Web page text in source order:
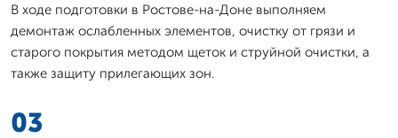
В ходе подготовки в Ростове-на-Доне выполняем
демонтаж ослабленных элементов, очистку от грязи и
старого покрытия методом щеток и струйной очистки, а
также защиту прилегающих зон.
03